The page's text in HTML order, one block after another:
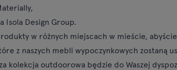
Isola Design Group.
w różnych miejscach w mieście,
z naszych mebli wypoczynkowych zostaną
kolekcja outdoorowa będzie do Waszej